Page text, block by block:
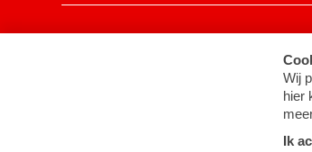
Cookie-instellingen